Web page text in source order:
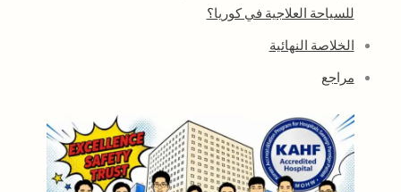
للسياحة العلاجية في كوريا؟
الخلاصة النهائية
مراجع